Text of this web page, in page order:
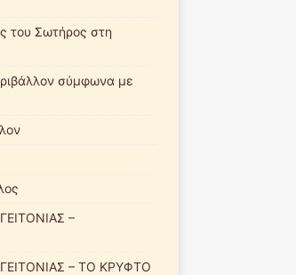
του Σωτήρος στη
σύμφωνα με
–
– ΤΟ ΚΡΥΦΤΟ